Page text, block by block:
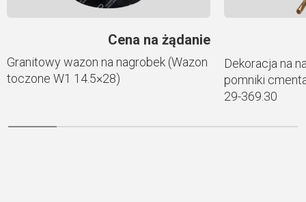
Cena na żądanie
Granitowy wazon na nagrobek (Wazon
toczone W1 14.5×28)
Dekoracja na
pomniki
29-369.30